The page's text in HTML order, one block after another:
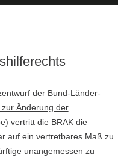
der Bund-Länder-
Änderung der
) vertritt die BRAK die
auf ein vertretbares Maß zu
unangemessen zu